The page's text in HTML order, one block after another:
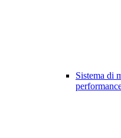
Sistema di